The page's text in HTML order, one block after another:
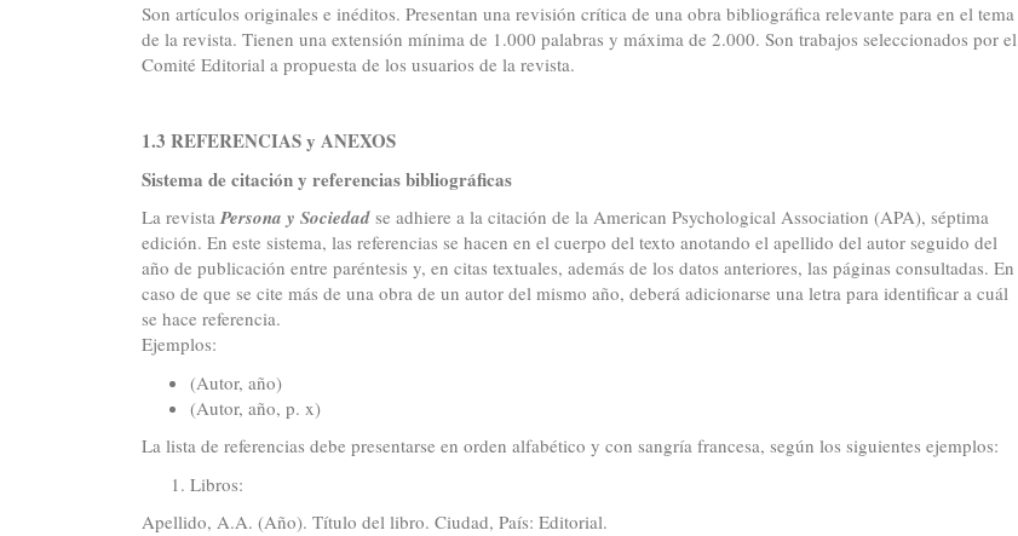
Son artículos originales e inéditos. Presentan una revisión crítica de una obra bibliográfica relevante para en el tema
de la revista. Tienen una extensión mínima de 1.000 palabras y máxima de 2.000. Son trabajos seleccionados por el
Comité Editorial a propuesta de los usuarios de la revista.
1.3 REFERENCIAS y ANEXOS
Sistema de citación y referencias bibliográficas
La revistaPersona y Sociedad se adhiere a la citación de la American Psychological Association (APA), séptima
edición. En este sistema, las referencias se hacen en el cuerpo del texto anotando el apellido del autor seguido del
año de publicación entre paréntesis y, en citas textuales, además de los datos anteriores, las páginas consultadas. En
caso de que se cite más de una obra de un autor del mismo año, deberá adicionarse una letra para identificar a cuál
se hace referencia.
Ejemplos:
(Autor, año)
(Autor, año, p. x)
La lista de referencias debe presentarse en orden alfabético y con sangría francesa, según los siguientes ejemplos:
Libros:
Apellido, A.A. (Año). Título del libro. Ciudad, País: Editorial.